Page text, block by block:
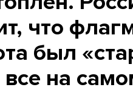
что
был
на